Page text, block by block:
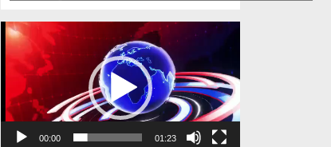
Pemutar
Video
00:00 01:23